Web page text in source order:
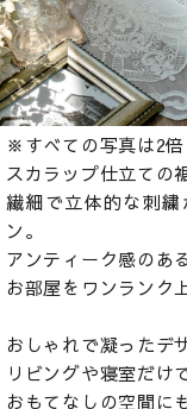
※すべての写真は2倍
スカラップ仕立ての
繊細で立体的な刺
ン。
アンティーク感のあ
お部屋をワンランク
おしゃれで凝ったデ
リビングや寝室だけ
おもてなしの空間にも